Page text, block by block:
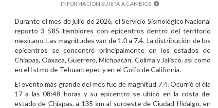
INFORMACIÓN SUJETA A CAMBIOS
Durante el mes de julio de 2026, el Servicio Sismológico Nacional
reportó 3 585 temblores con epicentros dentro del territorio
mexicano. Las magnitudes van de 1.0 a 7.4. La distribución de los
epicentros se concentró principalmente en los estados de
Chiapas, Oaxaca, Guerrero, Michoacán, Colima y Jalisco, así como
en el Istmo de Tehuantepec y en el Golfo de California.
El evento más grande del mes fue de magnitud 7.4. Ocurrió el día
17 a las 08:48 horas y su epicentro se ubicó en la costa del
estado de Chiapas, a 135 km al suroeste de Ciudad Hidalgo, en